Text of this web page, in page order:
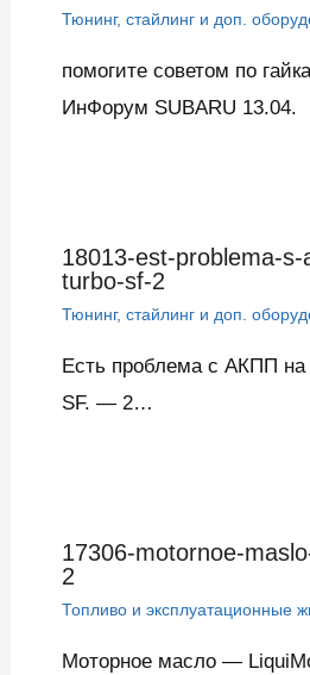
Тюнинг, стайлинг и доп.
помогите советом по
ИнФорум SUBARU 13.04.
18013-est-problema-
turbo-sf-2
Тюнинг, стайлинг и доп.
Есть проблема с АКПП на
SF. — 2…
17306-motornoe-
2
Топливо и эксплуатационные
Моторное масло —